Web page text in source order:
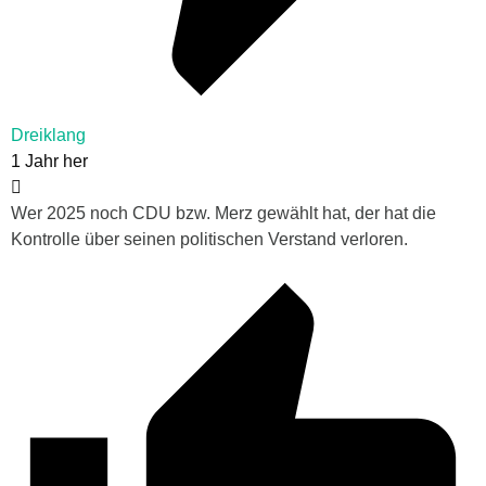
Dreiklang
1 Jahr her
Wer 2025 noch CDU bzw. Merz gewählt hat, der hat die
Kontrolle über seinen politischen Verstand verloren.